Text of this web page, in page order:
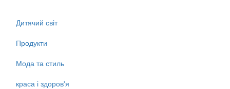
Дитячий світ
Продукти
Мода та стиль
краса і здоров'я